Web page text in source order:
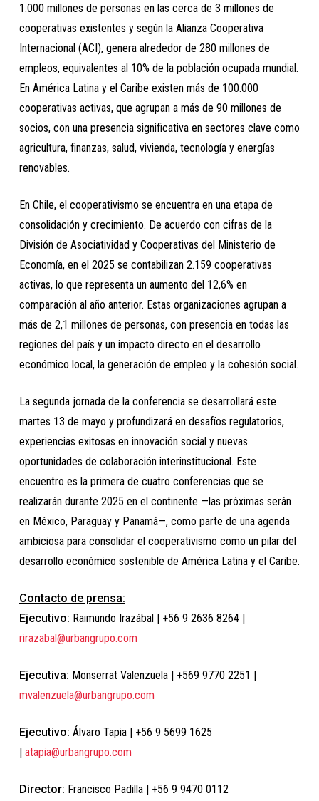
1.000 millones de personas en las cerca de 3 millones de
cooperativas existentes y según la Alianza Cooperativa
Internacional (ACI), genera alrededor de 280 millones de
empleos, equivalentes al 10% de la población ocupada mundial.
En América Latina y el Caribe existen más de 100.000
cooperativas activas, que agrupan a más de 90 millones de
socios, con una presencia significativa en sectores clave como
agricultura, finanzas, salud, vivienda, tecnología y energías
renovables.
En Chile, el cooperativismo se encuentra en una etapa de
consolidación y crecimiento. De acuerdo con cifras de la
División de Asociatividad y Cooperativas del Ministerio de
Economía, en el 2025 se contabilizan 2.159 cooperativas
activas, lo que representa un aumento del 12,6% en
comparación al año anterior. Estas organizaciones agrupan a
más de 2,1 millones de personas, con presencia en todas las
regiones del país y un impacto directo en el desarrollo
económico local, la generación de empleo y la cohesión social.
La segunda jornada de la conferencia se desarrollará este
martes 13 de mayo y profundizará en desafíos regulatorios,
experiencias exitosas en innovación social y nuevas
oportunidades de colaboración interinstitucional. Este
encuentro es la primera de cuatro conferencias que se
realizarán durante 2025 en el continente —las próximas serán
en México, Paraguay y Panamá—, como parte de una agenda
ambiciosa para consolidar el cooperativismo como un pilar del
desarrollo económico sostenible de América Latina y el Caribe.
Contacto de prensa:
Ejecutivo: Raimundo Irazábal | +56 9 2636 8264 |
rirazabal@urbangrupo.com
Ejecutiva: Monserrat Valenzuela | +569 9770 2251 |
mvalenzuela@urbangrupo.com
Ejecutivo: Álvaro Tapia | +56 9 5699 1625
| atapia@urbangrupo.com
Director: Francisco Padilla | +56 9 9470 0112